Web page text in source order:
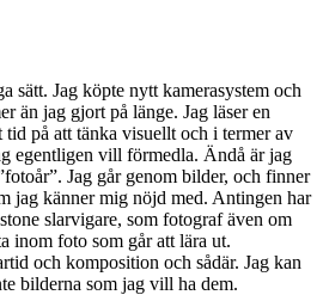
sätt. Jag köpte nytt kamerasystem och
än jag gjort på länge. Jag läser en
på att tänka visuellt och i termer av
egentligen vill förmedla. Ändå är jag
Jag går genom bilder, och finner
jag känner mig nöjd med. Antingen har
slarvigare, som fotograf även om
inom foto som går att lära ut.
och komposition och sådär. Jag kan
bilderna som jag vill ha dem.